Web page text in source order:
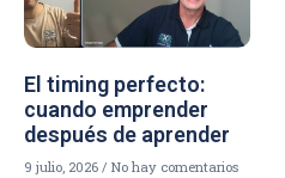
El timing perfecto:
cuando emprender
después de aprender
9 julio, 2026 No hay comentarios